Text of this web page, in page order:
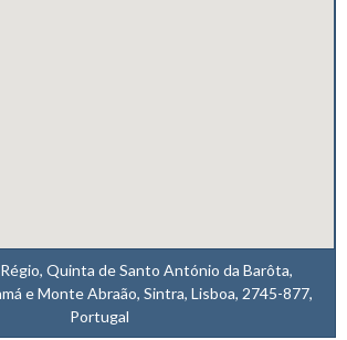
Quinta de Santo António da Barôta,
e Monte Abraão, Sintra, Lisboa, 2745-877,
Portugal